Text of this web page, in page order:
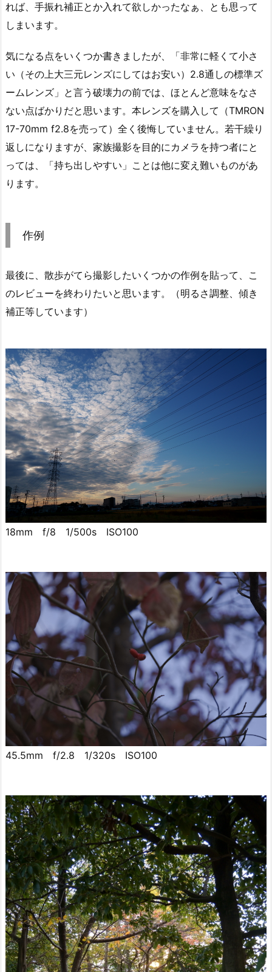
れば、手振れ補正とか入れて欲しかったなぁ、とも思って
しまいます。
気になる点をいくつか書きましたが、「非常に軽くて小さ
い（その上大三元レンズにしてはお安い）2.8通しの標準ズ
ームレンズ」と言う破壊力の前では、ほとんど意味をなさ
ない点ばかりだと思います。本レンズを購入して（TMRON
17-70mm f2.8を売って）全く後悔していません。若干繰り
返しになりますが、家族撮影を目的にカメラを持つ者にと
っては、「持ち出しやすい」ことは他に変え難いものがあ
ります。
作例
最後に、散歩がてら撮影したいくつかの作例を貼って、こ
のレビューを終わりたいと思います。（明るさ調整、傾き
補正等しています）
18mm f/8 1/500s ISO100
45.5mm f/2.8 1/320s ISO100